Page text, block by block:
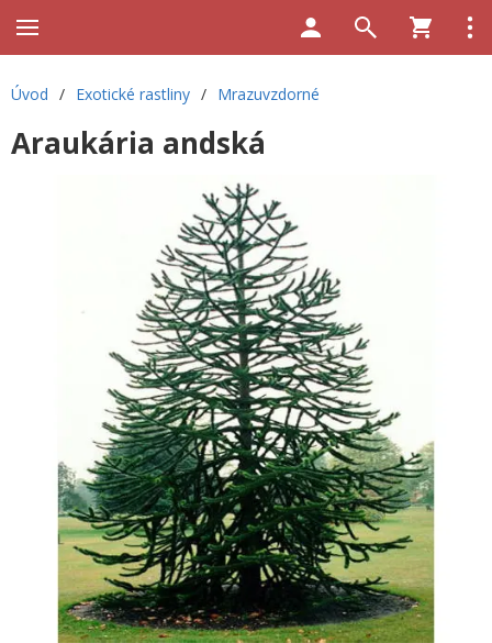
Úvod / Exotické rastliny / Mrazuvzdorné
Araukária andská